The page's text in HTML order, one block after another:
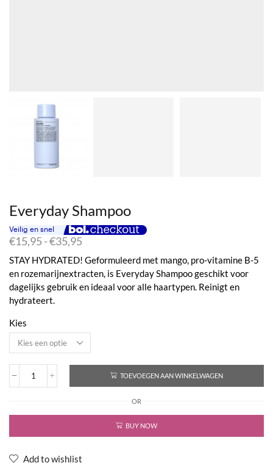
Everyday Shampoo
€15,95 -€35,95
tot
€35,95
STAY HYDRATED! Geformuleerd met mango, pro-vitamine B-5
en rozemarijnextracten, is Everyday Shampoo geschikt voor
dagelijks gebruik en ideaal voor alle haartypen. Reinigt en
hydrateert.
Kies
Everyday
TOEVOEGEN AAN WINKELWAGEN
OR
BUY NOW
Add to wishlist